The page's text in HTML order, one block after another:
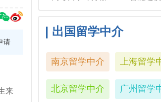
请
来
出国留学中介
南京留学中介 上海留学
北京留学中介 广州留学